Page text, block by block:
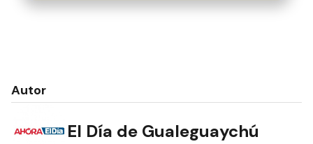
Autor
El Día de Gualeguaychú